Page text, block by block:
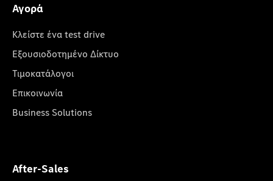
Αγορά
Κλείστε ένα test drive
Εξουσιοδοτημένο Δίκτυο
Τιμοκατάλογοι
Επικοινωνία
Business Solutions
After-Sales